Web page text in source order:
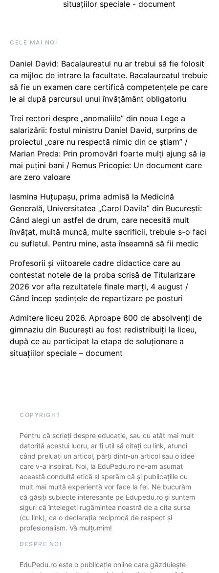
situațiilor speciale - document
CELE MAI NOI
Daniel David: Bacalaureatul nu ar trebui să fie folosit
ca mijloc de intrare la facultate. Bacalaureatul trebuie
să fie un examen care certifică competențele pe care
le ai după parcursul unui învățământ obligatoriu
Trei rectori despre „anomaliile” din noua Lege a
salarizării: fostul ministru Daniel David, surprins de
proiectul „care nu respectă nimic din ce știam” /
Marian Preda: Prin promovări foarte mulți ajung să ia
mai puțini bani / Remus Pricopie: Un document care
are zero valoare
Iasmina Huțupașu, prima admisă la Medicină
Generală, Universitatea „Carol Davila” din București:
Când alegi un astfel de drum, care necesită mult
învățat, multă muncă, multe sacrificii, trebuie s-o faci
cu sufletul. Pentru mine, asta înseamnă să fii medic
Profesorii și viitoarele cadre didactice care au
contestat notele de la proba scrisă de Titularizare
2026 vor afla rezultatele finale marți, 4 august /
Când încep ședințele de repartizare pe posturi
Admitere liceu 2026. Aproape 600 de absolvenți de
gimnaziu din București au fost redistribuiți la liceu,
după ce au participat la etapa de soluționare a
situațiilor speciale – document
COPYRIGHT
Pentru că scrieți despre educație, sau cu atât mai mult
datorită acestui lucru, ar fi util să citați cu link, atunci
când preluați un articol, părți dintr-un articol sau o idee
care v-a inspirat. Noi, la EduPedu.ro ne-am asumat
această conduită etică și sperăm că și publicațiile cu
mult mai multă experiență vor face la fel. Ne bucurăm
că găsiți subiecte interesante pe Edupedu.ro și suntem
siguri că înțelegeți rugămintea noastră de a cita sursa
(cu link), ca o declarație reciprocă de respect și
profesionalism. Vă mulțumim!
DESPRE NOI
EduPedu.ro este o publicație online care găzduiește